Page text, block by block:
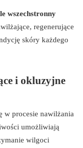
wszechstronny
regenerujące
skóry każdego
i okluzyjne
w procesie nawilżania
umożliwiają
wilgoci